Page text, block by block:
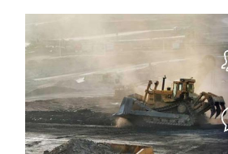
Смотреть проект